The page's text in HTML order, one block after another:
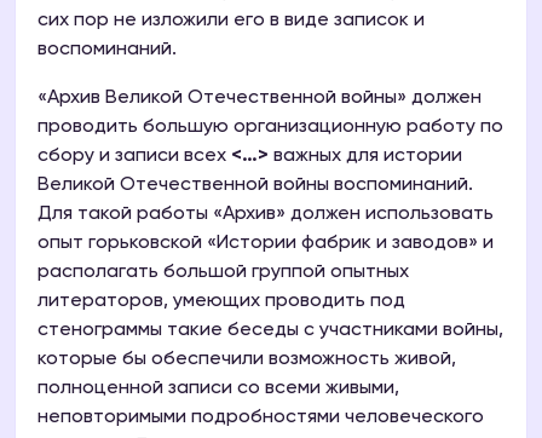
сих пор не изложили его в виде записок и
воспоминаний.
«Архив Великой Отечественной войны» должен
проводить большую организационную работу по
сбору и записи всех <…> важных для истории
Великой Отечественной войны воспоминаний.
Для такой работы «Архив» должен использовать
опыт горьковской «Истории фабрик и заводов» и
располагать большой группой опытных
литераторов, умеющих проводить под
стенограммы такие беседы с участниками войны,
которые бы обеспечили возможность живой,
полноценной записи со всеми живыми,
неповторимыми подробностями человеческого